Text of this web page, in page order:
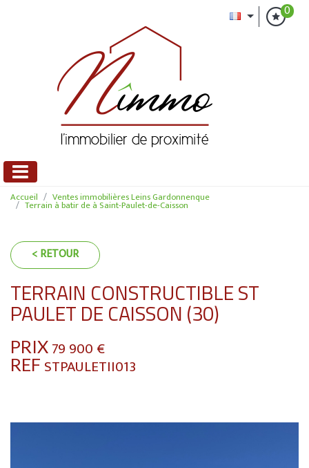
0
Accueil Ventes immobilières Leins Gardonnenque
Terrain à batir de à Saint-Paulet-de-Caisson
< RETOUR
TERRAIN CONSTRUCTIBLE ST
PAULET DE CAISSON (30)
PRIX 79 900 €
REF STPAULETII013